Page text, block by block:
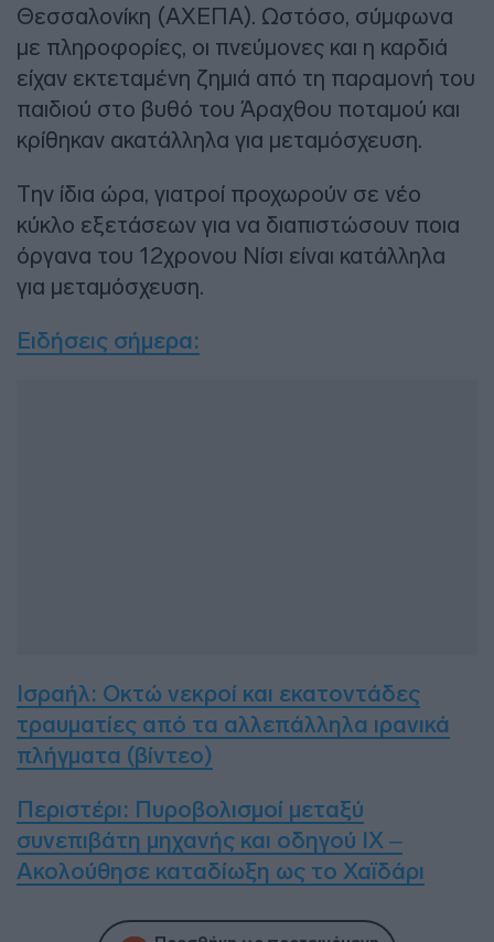
Θεσσαλονίκη (ΑΧΕΠΑ). Ωστόσο, σύμφωνα
με πληροφορίες, οι πνεύμονες και η καρδιά
είχαν εκτεταμένη ζημιά από τη παραμονή του
παιδιού στο βυθό του Άραχθου ποταμού και
κρίθηκαν ακατάλληλα για μεταμόσχευση.
Την ίδια ώρα, γιατροί προχωρούν σε νέο
κύκλο εξετάσεων για να διαπιστώσουν ποια
όργανα του 12χρονου Νίσι είναι κατάλληλα
για μεταμόσχευση.
Ειδήσεις σήμερα:
Ισραήλ: Οκτώ νεκροί και εκατοντάδες
τραυματίες από τα αλλεπάλληλα ιρανικά
πλήγματα (βίντεο)
Περιστέρι: Πυροβολισμοί μεταξύ
συνεπιβάτη μηχανής και οδηγού ΙΧ –
Ακολούθησε καταδίωξη ως το Χαϊδάρι